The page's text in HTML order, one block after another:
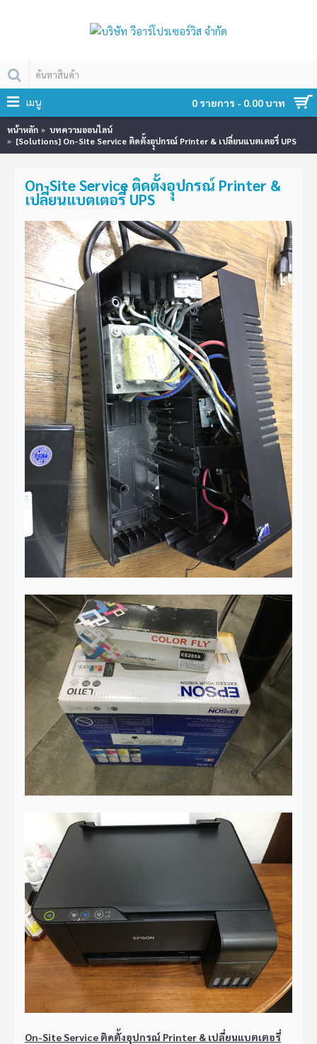
0 รายการ - 0.00 บาท
เมนู
หน้าหลัก
บทความออนไลน์
[Solutions] On-Site Service ติดตั้งอุุปกรณ์ Printer & เปลี่ยนแบตเตอรี่ UPS
On-Site Service ติดตั้งอุุปกรณ์ Printer &
เปลี่ยนแบตเตอรี่ UPS
On-Site Service ติดตั้งอุุปกรณ์ Printer & เปลี่ยนแบตเตอรี่